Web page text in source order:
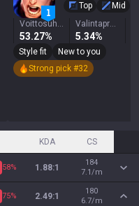
Top
Mid
Voittosuhde
53.27%
Valintaprosentti
5.34%
Style fit
New to you
Strong pick #32
KDA CS
58% 1.88:1
184
7.1/m
75% 2.49:1
180
6.7/m